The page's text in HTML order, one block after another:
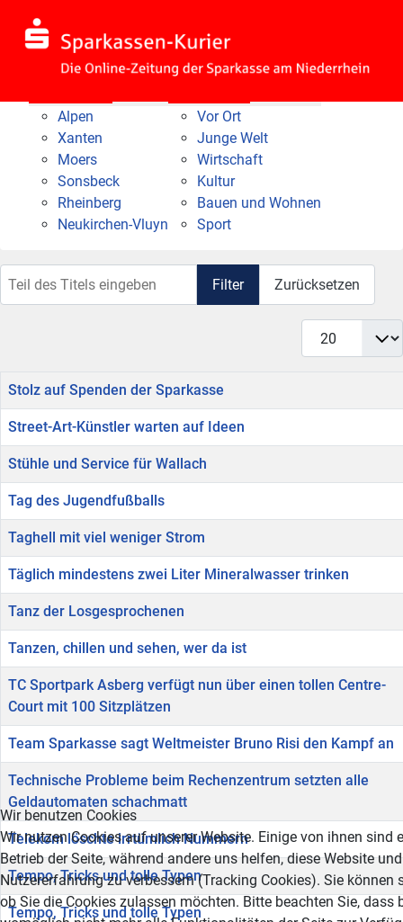
Alpen
Xanten
Moers
Sonsbeck
Rheinberg
Neukirchen-Vluyn
Vor Ort
Junge Welt
Wirtschaft
Kultur
Bauen und Wohnen
Sport
Filter Zurücksetzen
Anzeige #
Titel
Stolz auf Spenden der Sparkasse
Street-Art-Künstler warten auf Ideen
Stühle und Service für Wallach
Tag des Jugendfußballs
Taghell mit viel weniger Strom
Täglich mindestens zwei Liter Mineralwasser trinken
Tanz der Losgesprochenen
Tanzen, chillen und sehen, wer da ist
TC Sportpark Asberg verfügt nun über einen tollen Centre-
Court mit 100 Sitzplätzen
Team Sparkasse sagt Weltmeister Bruno Risi den Kampf an
Technische Probleme beim Rechenzentrum setzten alle
Geldautomaten schachmatt
Telekom löschte irrtümlich Nummern
Tempo, Tricks und tolle Typen
Tempo, Tricks und tolle Typen
Wir benutzen Cookies
Wir nutzen Cookies auf unserer Website. Einige von ihnen sind
Betrieb der Seite, während andere uns helfen, diese Website
Nutzererfahrung zu verbessern (Tracking Cookies). Sie können
ob Sie die Cookies zulassen möchten. Bitte beachten Sie, dass